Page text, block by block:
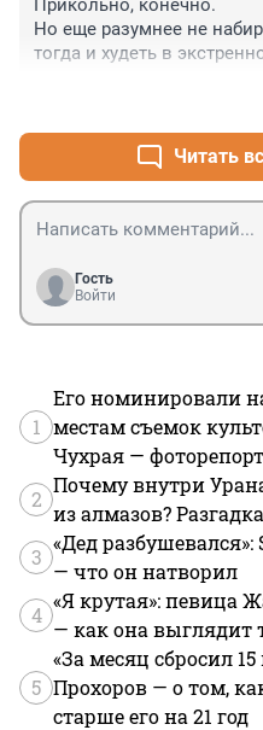
Прикольно, конечно.
Но еще разумнее не
тогда и худеть в
Читать
Гость
Войти
1
Его номинировали
местам съемок
Чухрая —
2
Почему внутри
из алмазов?
3
«Дед
— что он натворил
4
«Я крутая»: певица
— как она выглядит
5
«За месяц сбросил
Прохоров — о том,
старше его на 21 год